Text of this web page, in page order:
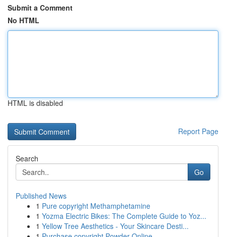
Submit a Comment
No HTML
HTML is disabled
Report Page
Search
Go
Published News
1 Pure copyright Methamphetamine
1 Yozma Electric Bikes: The Complete Guide to Yoz...
1 Yellow Tree Aesthetics - Your Skincare Desti...